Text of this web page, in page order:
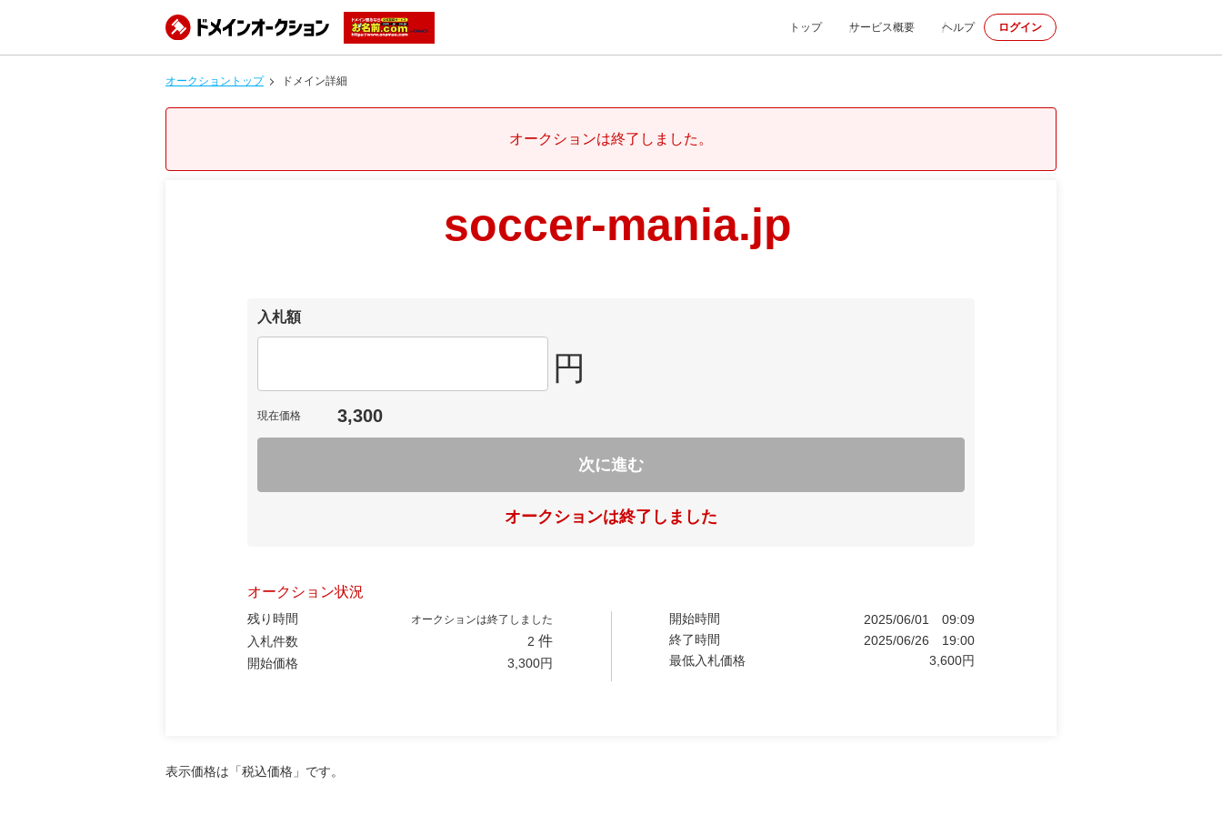
トップ サービス概要 ヘルプ ログイン
オークショントップ ドメイン詳細
オークションは終了しました。
soccer-mania.jp
入札額
円
現在価格 3,300
次に進む
オークションは終了しました
オークション状況
残り時間 オークションは終了しました
入札件数 2 件
開始価格 3,300円
開始時間 2025/06/01
09:09
終了時間
2025/06/26
19:00
最低入札価格
3,600円
表示価格は「税込価格」です。